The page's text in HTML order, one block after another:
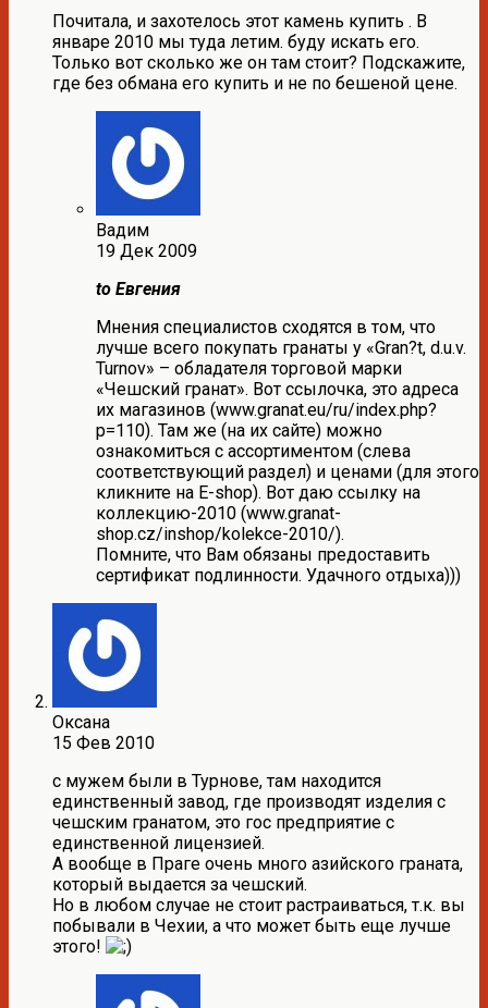
Почитала, и захотелось этот камень купить . В
январе 2010 мы туда летим. буду искать его.
Только вот сколько же он там стоит? Подскажите,
где без обмана его купить и не по бешеной цене.
Вадим
19 Дек 2009
to Евгения
Мнения специалистов сходятся в том, что
лучше всего покупать гранаты у «Gran?t, d.u.v.
Turnov» – обладателя торговой марки
«Чешский гранат». Вот ссылочка, это адреса
их магазинов (www.granat.eu/ru/index.php?
p=110). Там же (на их сайте) можно
ознакомиться с ассортиментом (слева
соответствующий раздел) и ценами (для этого
кликните на E-shop). Вот даю ссылку на
коллекцию-2010 (www.granat-
shop.cz/inshop/kolekce-2010/).
Помните, что Вам обязаны предоставить
сертификат подлинности. Удачного отдыха)))
Оксана
15 Фев 2010
с мужем были в Турнове, там находится
единственный завод, где производят изделия с
чешским гранатом, это гос предприятие с
единственной лицензией.
А вообще в Праге очень много азийского граната,
который выдается за чешский.
Но в любом случае не стоит растраиваться, т.к. вы
побывали в Чехии, а что может быть еще лучше
этого!